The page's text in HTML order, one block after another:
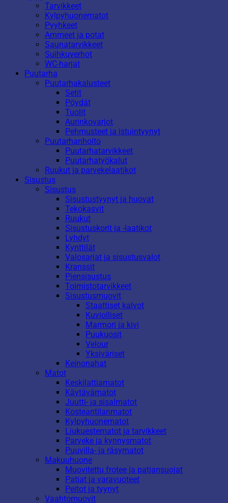
Tarvikkeet
Kylpyhuonematot
Pyyhkeet
Ammeet ja potat
Saunatarvikkeet
Suihkuverhot
WC-harjat
Puutarha
Puutarhakalusteet
Setit
Pöydät
Tuolit
Aurinkovarjot
Pehmusteet ja istuintyynyt
Puutarhanhoito
Puutarhatarvikkeet
Puutarhatyökalut
Ruukut ja parvekelaatikot
Sisustus
Sisustus
Sisustustyynyt ja huovat
Tekokasvit
Ruukut
Sisustuskorit ja -laatikot
Lyhdyt
Kynttilät
Valosarjat ja sisustusvalot
Kranssit
Piensisustus
Toimistotarvikkeet
Sisustusmuovit
Staattiset kalvot
Kuviolliset
Marmori ja kivi
Puukuosit
Velour
Yksiväriset
Keinonahat
Matot
Keskilattiamatot
Käytävämatot
Juutti- ja sisalmatot
Kosteantilanmatot
Kylpyhuonematot
Liukuestematot ja tarvikkeet
Parveke ja kynnysmatot
Puuvilla- ja räsymatot
Makuuhuone
Muovitettu frotee ja patjansuojat
Patjat ja varavuoteet
Peitot ja tyynyt
Vaahtomuovit